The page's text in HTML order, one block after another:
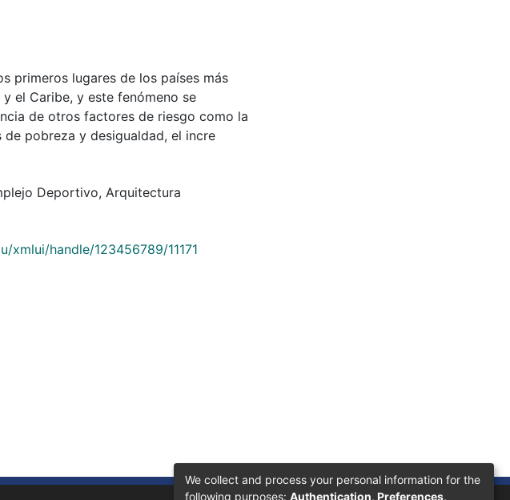
primeros lugares de los países más
el Caribe, y este fenómeno se
de otros factores de riesgo como la
pobreza y desigualdad, el incre
Deportivo, Arquitectura
xmlui/handle/123456789/11171
We collect and process your personal information for the
following purposes: Authentication, Preferences,